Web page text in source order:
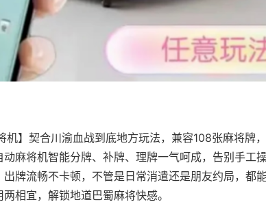
机】契合川渝血战到底地方玩法，兼容108张麻将牌
麻将机智能分牌、补牌、理牌一气呵成，告别手工
牌流畅不卡顿，不管是日常消遣还是朋友约局，都
相宜，解锁地道巴蜀麻将快感。